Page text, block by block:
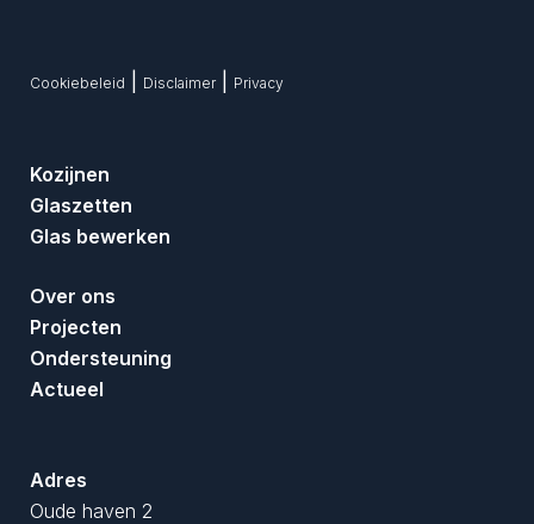
Cookiebeleid Disclaimer Privacy
Kozijnen
Glaszetten
Glas bewerken
Over ons
Projecten
Ondersteuning
Actueel
Adres
Oude haven 2